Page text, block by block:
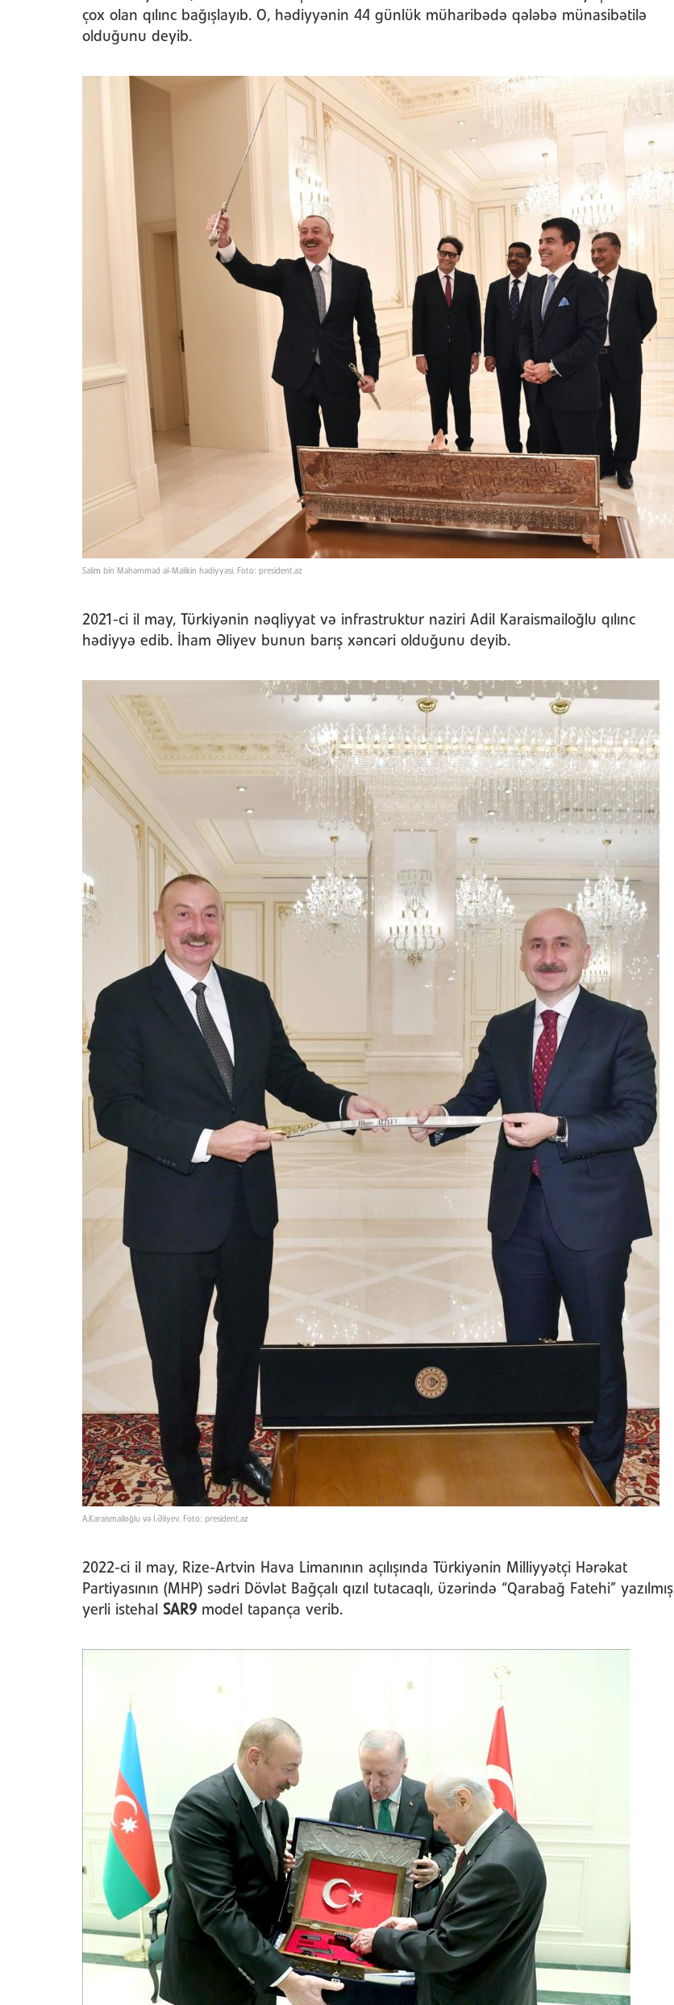
çox olan qılınc bağışlayıb. O, hədiyyənin 44 günlük müharibədə qələbə münasibətilə
olduğunu deyib.
Salim bin Məhəmməd əl-Malikin hədiyyəsi. Foto: president.az
2021-ci il may, Türkiyənin nəqliyyat və infrastruktur naziri Adil Karaismailoğlu qılınc
hədiyyə edib. İham Əliyev bunun barış xəncəri olduğunu deyib.
A.Karaismailoğlu və İ.Əliyev. Foto: president.az
2022-ci il may, Rize-Artvin Hava Limanının açılışında Türkiyənin Milliyyətçi Hərəkat
Partiyasının (MHP) sədri Dövlət Bağçalı qızıl tutacaqlı, üzərində “Qarabağ Fatehi” yazılmış
yerli istehal SAR9 model tapança verib.